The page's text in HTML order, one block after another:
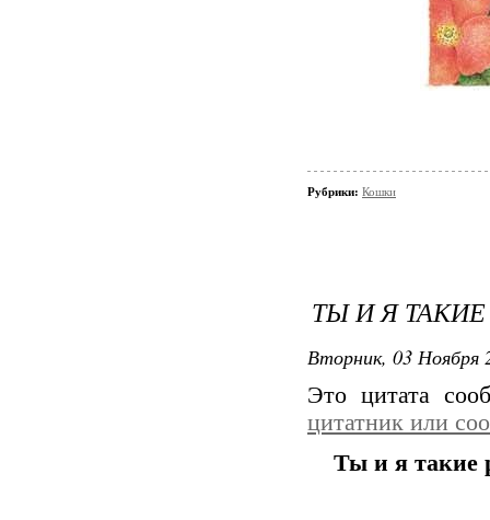
Рубрики: Кошки
ТЫ И Я
Вторник, 03 Ноября
Это цитата
цитатник или
Ты и я такие